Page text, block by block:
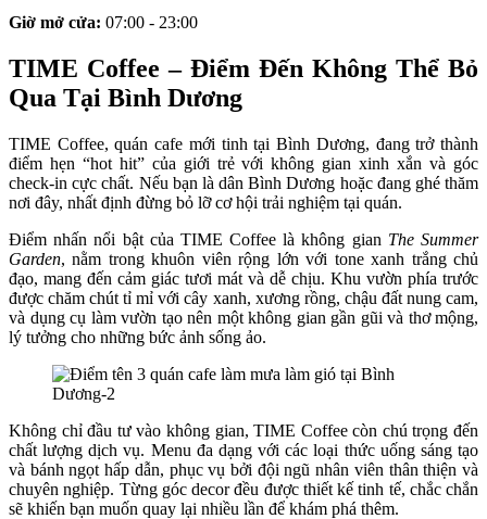
Giờ mở cửa: 07:00 - 23:00
TIME Coffee – Điểm Đến Không Thể Bỏ
Qua Tại Bình Dương
TIME Coffee, quán cafe mới tinh tại Bình Dương, đang trở thành
điểm hẹn “hot hit” của giới trẻ với không gian xinh xắn và góc
check-in cực chất. Nếu bạn là dân Bình Dương hoặc đang ghé thăm
nơi đây, nhất định đừng bỏ lỡ cơ hội trải nghiệm tại quán.
Điểm nhấn nổi bật của TIME Coffee là không gian The Summer
Garden, nằm trong khuôn viên rộng lớn với tone xanh trắng chủ
đạo, mang đến cảm giác tươi mát và dễ chịu. Khu vườn phía trước
được chăm chút tỉ mỉ với cây xanh, xương rồng, chậu đất nung cam,
và dụng cụ làm vườn tạo nên một không gian gần gũi và thơ mộng,
lý tưởng cho những bức ảnh sống ảo.
Không chỉ đầu tư vào không gian, TIME Coffee còn chú trọng đến
chất lượng dịch vụ. Menu đa dạng với các loại thức uống sáng tạo
và bánh ngọt hấp dẫn, phục vụ bởi đội ngũ nhân viên thân thiện và
chuyên nghiệp. Từng góc decor đều được thiết kế tinh tế, chắc chắn
sẽ khiến bạn muốn quay lại nhiều lần để khám phá thêm.